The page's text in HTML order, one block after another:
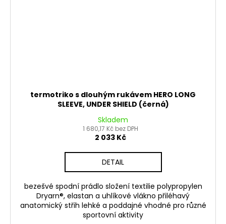
termotriko s dlouhým rukávem HERO LONG
SLEEVE, UNDER SHIELD (černá)
Skladem
1 680,17 Kč bez DPH
2 033 Kč
DETAIL
bezešvé spodní prádlo složení textilie polypropylen
Dryarn®, elastan a uhlíkové vlákno přiléhavý
anatomický střih lehké a poddajné vhodné pro různé
sportovní aktivity